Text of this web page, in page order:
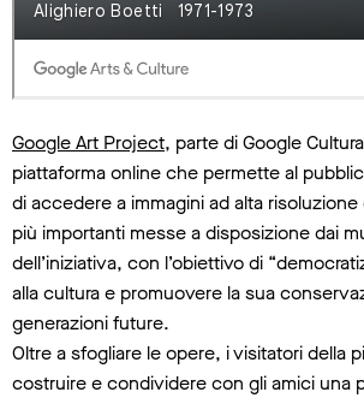
Google Art Project, parte di Google
piattaforma online che permette al
di accedere a immagini ad alta risoluzione
più importanti messe a disposizione dai
dell’iniziativa, con l’obiettivo di
alla cultura e promuovere la sua
generazioni future.
Oltre a sfogliare le opere, i visitatori della
costruire e condividere con gli amici una